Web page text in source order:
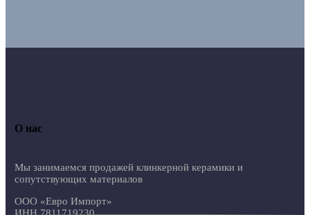
О нас
Мы занимаемся продажей клинкерной керамики и
сопутствующих материалов
ООО «Евро Импорт»
ИНН 7811719230